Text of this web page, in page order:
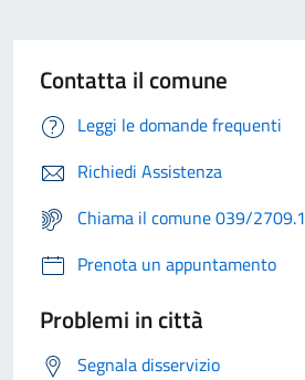
Contatta il comune
Leggi le domande frequenti
Richiedi Assistenza
Chiama il comune 039/2709.1
Prenota un appuntamento
Problemi in città
Segnala disservizio